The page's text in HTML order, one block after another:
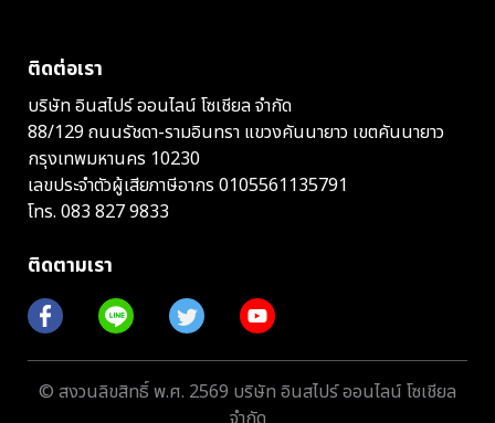
ติดต่อเรา
บริษัท อินสไปร์ ออนไลน์ โซเชียล จำกัด
88/129 ถนนรัชดา-รามอินทรา แขวงคันนายาว เขตคันนายาว
กรุงเทพมหานคร 10230
เลขประจำตัวผู้เสียภาษีอากร 0105561135791
โทร. 083 827 9833
ติดตามเรา
© สงวนลิขสิทธิ์ พ.ศ. 2569 บริษัท อินสไปร์ ออนไลน์ โซเชียล